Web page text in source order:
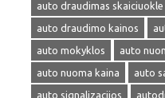
auto draudimas skaiciuokle
auto draudimo kainos
auto mokyklos
auto
auto nuoma kaina
auto
auto signalizacijos